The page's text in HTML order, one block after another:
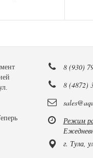
8 (930)
8 (4872)
Режим
г. Тула,